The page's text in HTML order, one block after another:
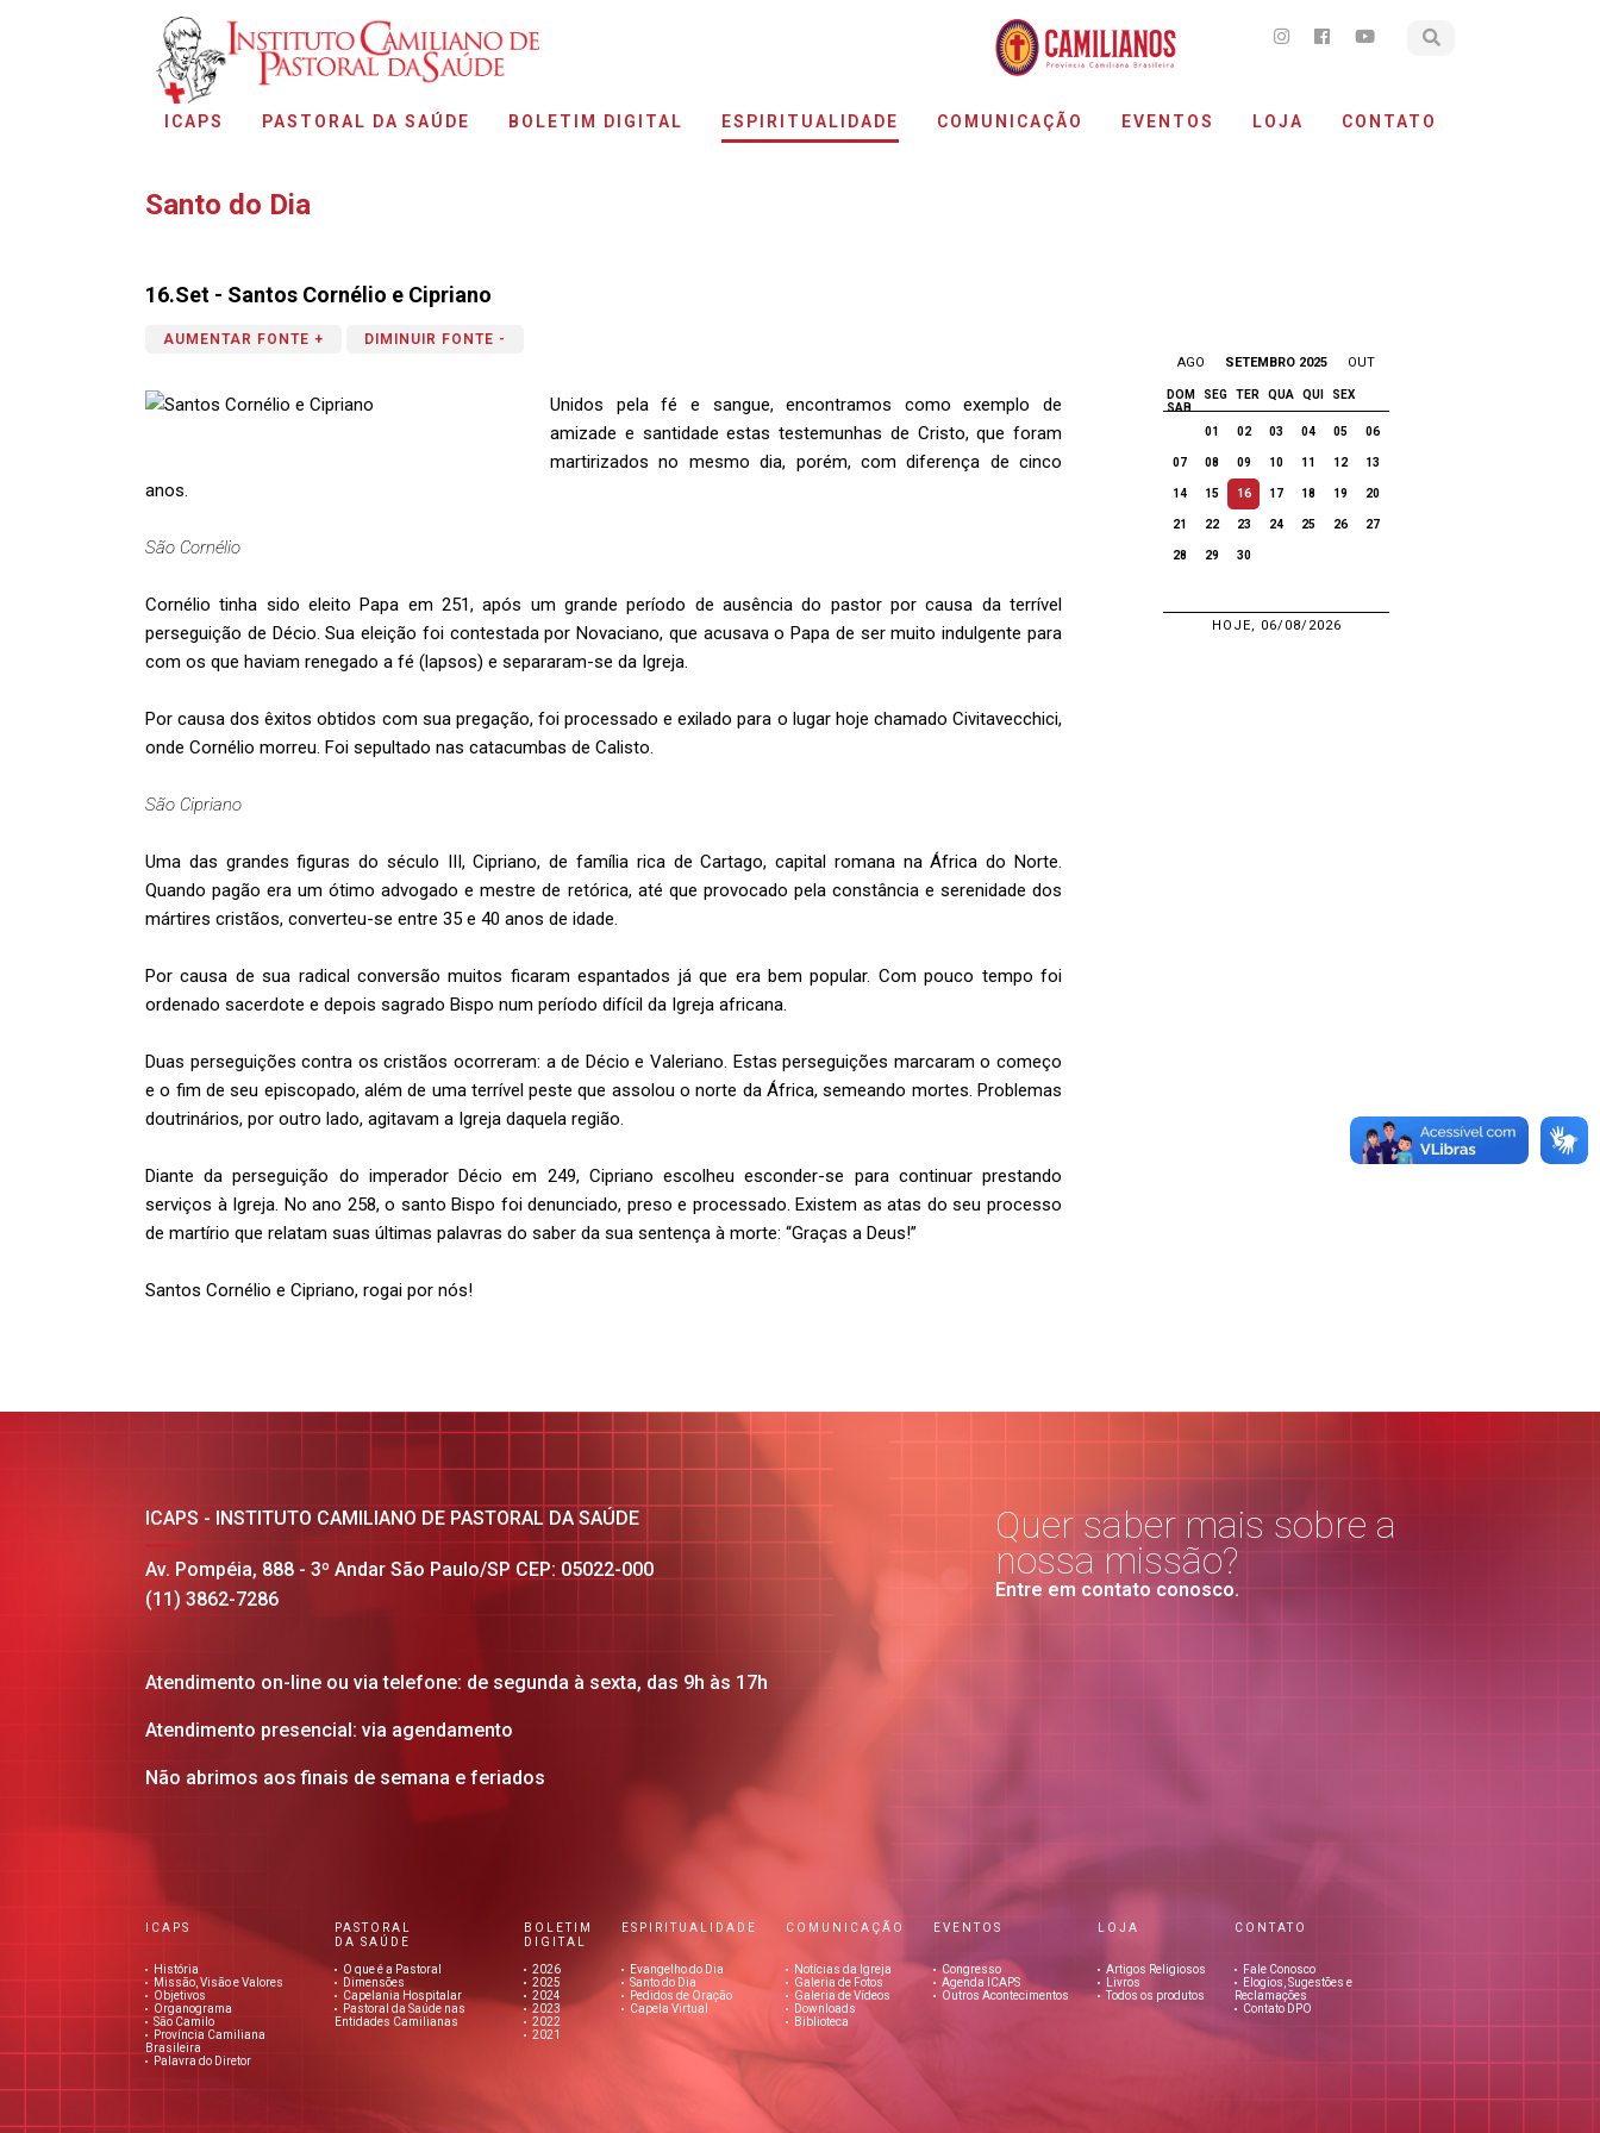
ICAPS PASTORAL DA SAÚDE BOLETIM DIGITAL ESPIRITUALIDADE COMUNICAÇÃO EVENTOS LOJA CONTATO
Santo do Dia
16.Set - Santos Cornélio e Cipriano
AGO SETEMBRO 2025 OUT
DOM SEG TER QUA QUI
SEX
SAB
01
02 03 04 05 06
07 08 09 10 11 12 13
14 15 16 17 18 19 20
21 22 23 24 25 26 27
28 29 30
HOJE, 06/08/2026
AUMENTAR FONTE + DIMINUIR FONTE -
Unidos pela fé e sangue, encontramos como exemplo de
amizade e santidade estas testemunhas de Cristo, que foram
martirizados no mesmo dia, porém, com diferença de cinco
anos.
São Cornélio
Cornélio tinha sido eleito Papa em 251, após um grande período de ausência do pastor por causa da terrível
perseguição de Décio. Sua eleição foi contestada por Novaciano, que acusava o Papa de ser muito indulgente para
com os que haviam renegado a fé (lapsos) e separaram-se da Igreja.
Por causa dos êxitos obtidos com sua pregação, foi processado e exilado para o lugar hoje chamado Civitavecchici,
onde Cornélio morreu. Foi sepultado nas catacumbas de Calisto.
São Cipriano
Uma das grandes figuras do século III, Cipriano, de família rica de Cartago, capital romana na África do Norte.
Quando pagão era um ótimo advogado e mestre de retórica, até que provocado pela constância e serenidade dos
mártires cristãos, converteu-se entre 35 e 40 anos de idade.
Por causa de sua radical conversão muitos ficaram espantados já que era bem popular. Com pouco tempo foi
ordenado sacerdote e depois sagrado Bispo num período difícil da Igreja africana.
Duas perseguições contra os cristãos ocorreram: a de Décio e Valeriano. Estas perseguições marcaram o começo
e o fim de seu episcopado, além de uma terrível peste que assolou o norte da África, semeando mortes. Problemas
doutrinários, por outro lado, agitavam a Igreja daquela região.
Diante da perseguição do imperador Décio em 249, Cipriano escolheu esconder-se para continuar prestando
serviços à Igreja. No ano 258, o santo Bispo foi denunciado, preso e processado. Existem as atas do seu processo
de martírio que relatam suas últimas palavras do saber da sua sentença à morte: “Graças a Deus!”
Santos Cornélio e Cipriano, rogai por nós!
ICAPS - INSTITUTO CAMILIANO DE PASTORAL DA SAÚDE
Av. Pompéia, 888 - 3º Andar São Paulo/SP CEP: 05022-000
(11) 3862-7286
Atendimento on-line ou via telefone: de segunda à sexta, das 9h às 17h
Atendimento presencial: via agendamento
Não abrimos aos finais de semana e feriados
Quer saber mais sobre a
nossa missão?
Entre em contato conosco.
ICAPS
História
Missão, Visão e Valores
Objetivos
Organograma
São Camilo
Província Camiliana
Brasileira
Palavra do Diretor
PASTORAL
DA SAÚDE
O que é a Pastoral
Dimensões
Capelania Hospitalar
Pastoral da Saúde nas
Entidades Camilianas
BOLETIM
DIGITAL
2026
2025
2024
2023
2022
2021
ESPIRITUALIDADE
Evangelho do Dia
Santo do Dia
Pedidos de Oração
Capela Virtual
COMUNICAÇÃO
Notícias da Igreja
Galeria de Fotos
Galeria de Vídeos
Downloads
Biblioteca
EVENTOS
Congresso
Agenda ICAPS
Outros Acontecimentos
LOJA
Artigos Religiosos
Livros
Todos os produtos
CONTATO
Fale Conosco
Elogios, Sugestões e
Reclamações
Contato DPO